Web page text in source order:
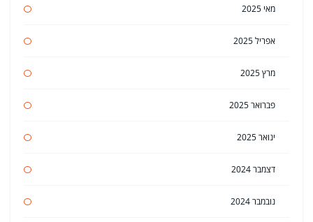
מאי 2025
אפריל 2025
מרץ 2025
פברואר 2025
ינואר 2025
דצמבר 2024
נובמבר 2024